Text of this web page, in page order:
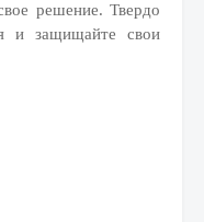
решение. Твердо
и защищайте свои